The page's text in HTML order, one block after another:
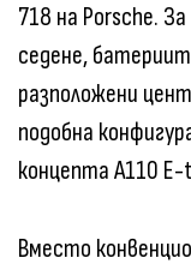
718 на Porsche.
седене,
разположени
подобна
концепта A110
Вместо